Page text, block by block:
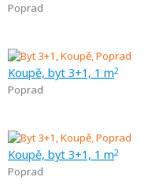
Poprad
Koupě, byt 3+1, 1 m2
Poprad
Koupě, byt 3+1, 1 m2
Poprad